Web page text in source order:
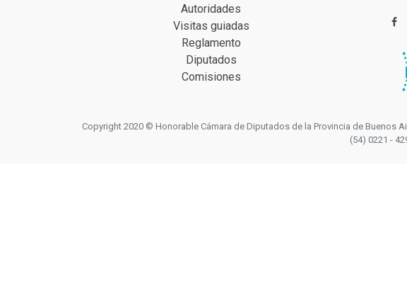
Autoridades
Visitas guiadas
Reglamento
Diputados
Comisiones

Copyright 2020 © Honorable Cámara de Diputados de la Provincia de Buenos
(54) 0221 -